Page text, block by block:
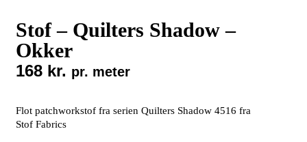
Stof – Quilters Shadow –
Okker
168 kr. pr. meter
Flot patchworkstof fra serien Quilters Shadow 4516 fra
Stof Fabrics